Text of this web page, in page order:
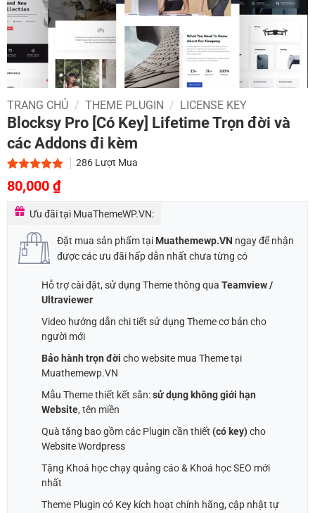
TRANG CHỦ / THEME PLUGIN / LICENSE KEY
Blocksy Pro [Có Key] Lifetime Trọn đời và
các Addons đi kèm
5.00 trên 5
dựa trên
1
286Lượt Mua
Giá
gốc
là:
900,000 ₫.
80,000 ₫Giá
tại
là:
80,000 ₫.
Ưu đãi tại MuaThemeWP.VN:
Đặt mua sản phẩm tại Muathemewp.VN ngay để nhận
được các ưu đãi hấp dẫn nhất chưa từng có
Hỗ trợ cài đặt, sử dụng Theme thông qua Teamview /
Ultraviewer
Video hướng dẫn chi tiết sử dụng Theme cơ bản cho
người mới
Bảo hành trọn đời cho website mua Theme tại
Muathemewp.VN
Mẫu Theme thiết kết sẵn:sử dụng không giới hạn
Website, tên miền
Quà tặng bao gồm các Plugin cần thiết (có key)cho
Website Wordpress
Tặng Khoá học chạy quảng cáo & Khoá học SEO mới
nhất
Theme Plugin có Key kích hoạt chính hãng, cập nhật tự